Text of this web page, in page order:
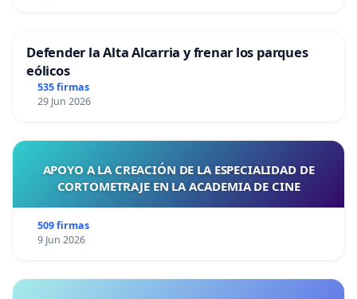
Defender la Alta Alcarria y frenar los parques
eólicos
535 firmas
29 Jun 2026
APOYO A LA CREACIÓN DE LA ESPECIALIDAD DE
CORTOMETRAJE EN LA ACADEMIA DE CINE
509 firmas
9 Jun 2026